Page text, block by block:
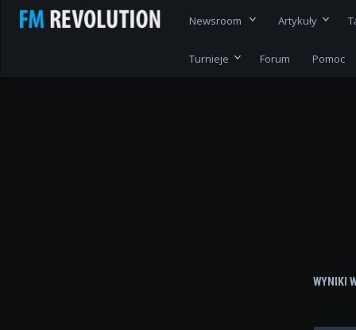
Newsroom Artykuły
Turnieje Forum Pomoc
WYNIKI